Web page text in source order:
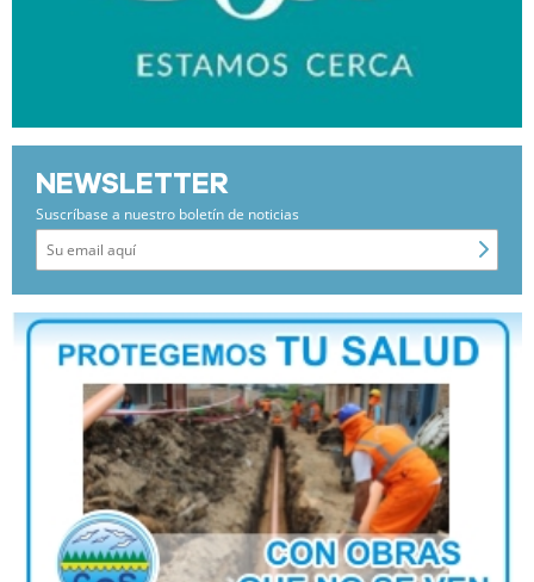
NEWSLETTER
Suscríbase a nuestro boletín de noticias